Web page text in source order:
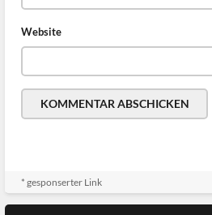
Website
* gesponserter Link